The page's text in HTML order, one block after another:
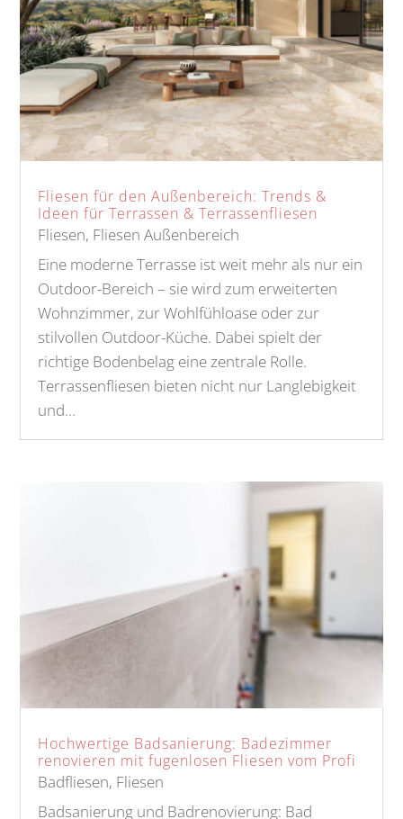
Fliesen für den Außenbereich: Trends &
Ideen für Terrassen & Terrassenfliesen
Fliesen, Fliesen Außenbereich
Eine moderne Terrasse ist weit mehr als nur ein
Outdoor-Bereich – sie wird zum erweiterten
Wohnzimmer, zur Wohlfühloase oder zur
stilvollen Outdoor-Küche. Dabei spielt der
richtige Bodenbelag eine zentrale Rolle.
Terrassenfliesen bieten nicht nur Langlebigkeit
und...
Hochwertige Badsanierung: Badezimmer
renovieren mit fugenlosen Fliesen vom Profi
Badfliesen, Fliesen
Badsanierung und Badrenovierung: Bad